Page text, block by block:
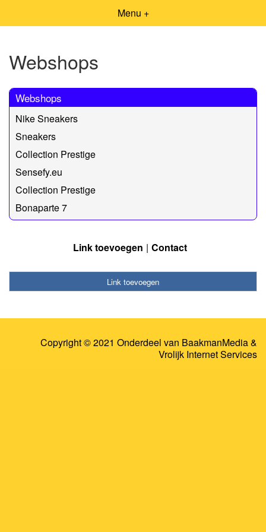
Menu +
Webshops
Webshops
Nike Sneakers
Sneakers
Collection Prestige
Sensefy.eu
Collection Prestige
Bonaparte 7
Link toevoegen Contact
Link toevoegen
Copyright © 2021 Onderdeel van BaakmanMedia&
Vrolijk Internet Services